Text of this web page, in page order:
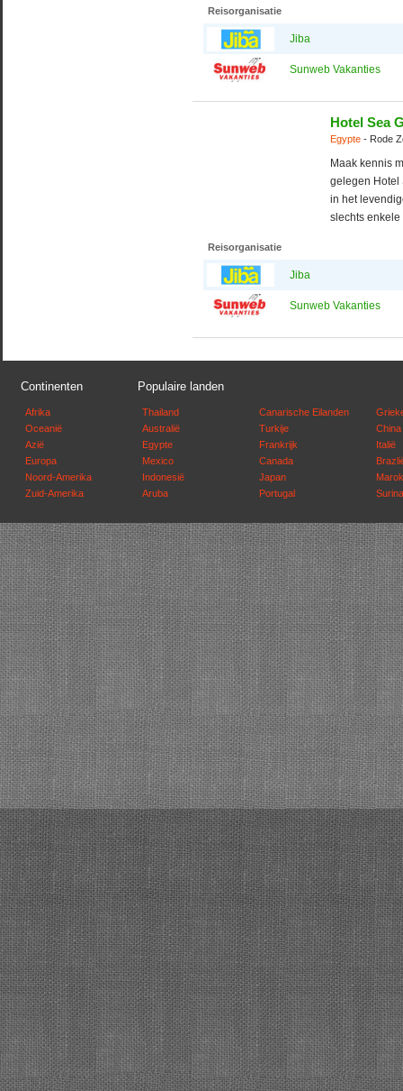
Reisorganisatie
Jiba
Sunweb Vakanties
Hotel Sea
Egypte - Rode
Maak kennis
gelegen Hotel
in het
slechts
Reisorganisatie
Jiba
Sunweb Vakanties
Continenten
Afrika
Oceanië
Azië
Europa
Noord-Amerika
Zuid-Amerika
Populaire landen
Thailand
Australië
Egypte
Mexico
Indonesië
Aruba
Canarische Eilanden
Turkije
Frankrijk
Canada
Japan
Portugal
China
Italië